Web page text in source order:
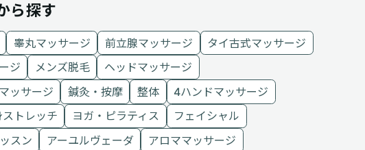
ら探す
睾丸マッサージ 前立腺マッサージ
タイ古式マッサージ
ジ
メンズ脱毛
ヘッドマッサージ
ッサージ
鍼灸・按摩 整体
4ハンドマッサージ
トレッチ ヨガ・ピラティス
フェイシャル
スン
アーユルヴェーダ
アロママッサージ